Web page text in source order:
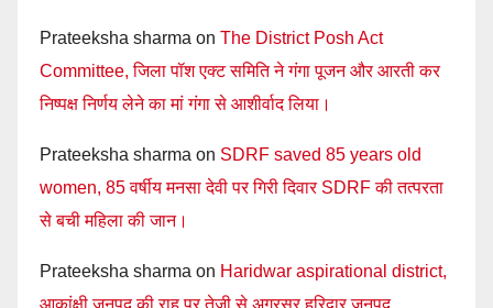
Prateeksha sharma on The District Posh Act
Committee, जिला पॉश एक्ट समिति ने गंगा पूजन और आरती कर
निष्पक्ष निर्णय लेने का मां गंगा से आशीर्वाद लिया।
Prateeksha sharma on SDRF saved 85 years old
women, 85 वर्षीय मनसा देवी पर गिरी दिवार SDRF की तत्परता
से बची महिला की जान।
Prateeksha sharma on Haridwar aspirational district,